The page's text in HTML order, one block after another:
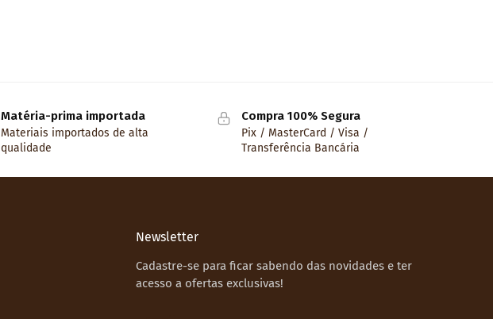
Matéria-prima importada
Materiais importados de alta
qualidade
Compra 100% Segura
Pix / MasterCard / Visa /
Transferência Bancária
Newsletter
Cadastre-se para ficar sabendo das novidades e ter
acesso a ofertas exclusivas!